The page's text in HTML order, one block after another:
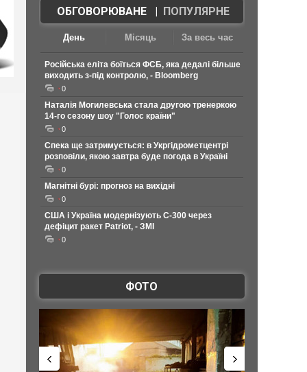
ОБГОВОРЮВАНЕ| ПОПУЛЯРНЕ
День Місяць За весь час
Російська еліта боїться ФСБ, яка дедалі більше
виходить з-під контролю, - Bloomberg
0
Наталія Могилевська стала другою тренеркою
14-го сезону шоу "Голос країни"
0
Спека ще затримується: в Укргідрометцентрі
розповіли, якою завтра буде погода в Україні
0
Магнітні бурі: прогноз на вихідні
0
США і Україна модернізують С-300 через
дефіцит ракет Patriot, - ЗМІ
0
ФОТО